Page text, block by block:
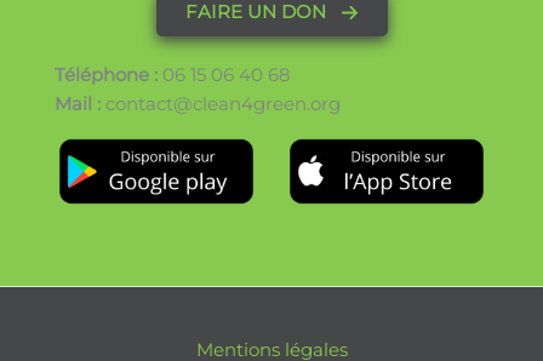
FAIRE UN DON
Téléphone : 06 15 06 40 68
Mail : contact@clean4green.org
Mentions légales